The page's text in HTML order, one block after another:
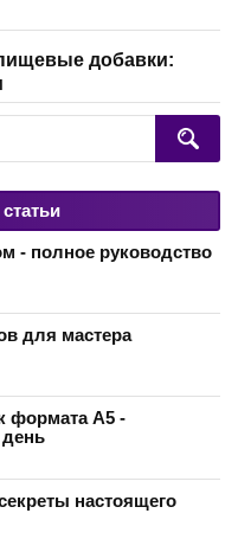
добавки:
- полное руководство
для мастера
формата А5 -
настоящего